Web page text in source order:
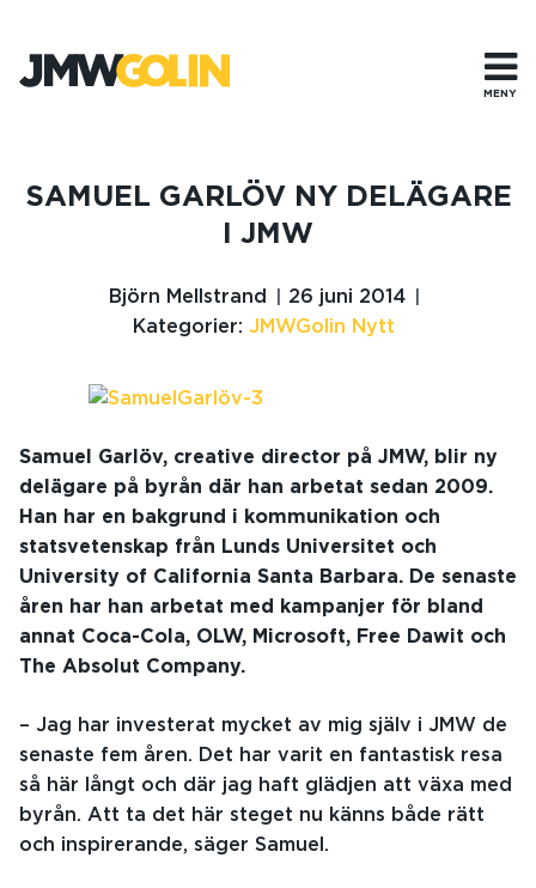
innehåll
MENY
SAMUEL GARLÖV NY DELÄGARE
I JMW
Björn Mellstrand
26 juni 2014
Kategorier: JMWGolin Nytt
Samuel Garlöv, creative director på JMW, blir ny
delägare på byrån där han arbetat sedan 2009.
Han har en bakgrund i kommunikation och
statsvetenskap från Lunds Universitet och
University of California Santa Barbara. De senaste
åren har han arbetat med kampanjer för bland
annat Coca-Cola, OLW, Microsoft, Free Dawit och
The Absolut Company.
– Jag har investerat mycket av mig själv i JMW de
senaste fem åren. Det har varit en fantastisk resa
så här långt och där jag haft glädjen att växa med
byrån. Att ta det här steget nu känns både rätt
och inspirerande, säger Samuel.